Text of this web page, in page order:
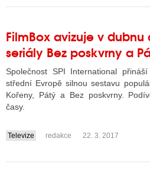
FilmBox avizuje v
seriály Bez poskvrny a
Společnost SPI International
střední Evropě silnou sestavu
Kořeny, Pátý a Bez poskvrny.
časy.
....
Televize redakce 22. 3. 2017